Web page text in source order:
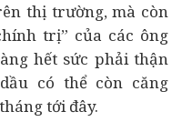
thị trường, mà còn
trị” của các ông
hết sức phải thận
có thể còn căng
tới đây.